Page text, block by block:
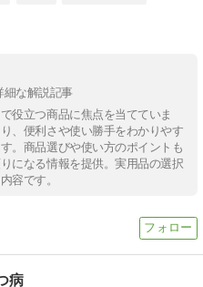
細な解説記事
役立つ商品に焦点を当てていま
、便利さや使い勝手をわかりやす
。商品選びや使い方のポイントも
になる情報を提供。実用品の選択
容です。
病